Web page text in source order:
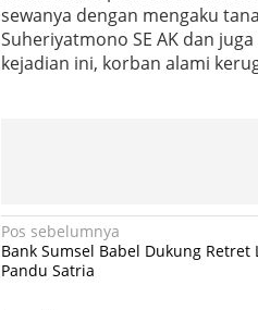
sewanya dengan mengaku
Suheriyatmono SE AK dan
kejadian ini, korban alami
N
a
Pos sebelumnya
Bank Sumsel Babel Dukung Retret
Pandu Satria